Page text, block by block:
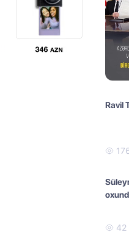
Ravil
42